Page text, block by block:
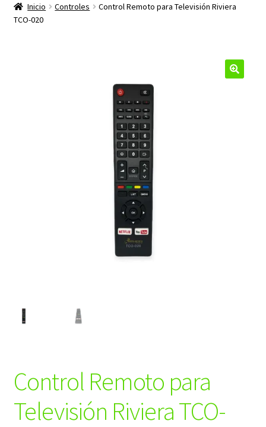
hijo
productos
Inicio Controles
Control Remoto para Televisión Riviera
TCO-020
Control Remoto para
Televisión Riviera TCO-